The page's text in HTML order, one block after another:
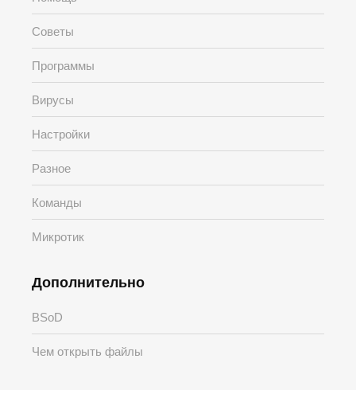
Советы
Программы
Вирусы
Настройки
Разное
Команды
Микротик
Дополнительно
BSoD
Чем открыть файлы